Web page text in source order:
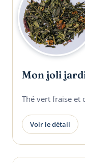
Mon joli
Thé vert fraise et
Voir le détail